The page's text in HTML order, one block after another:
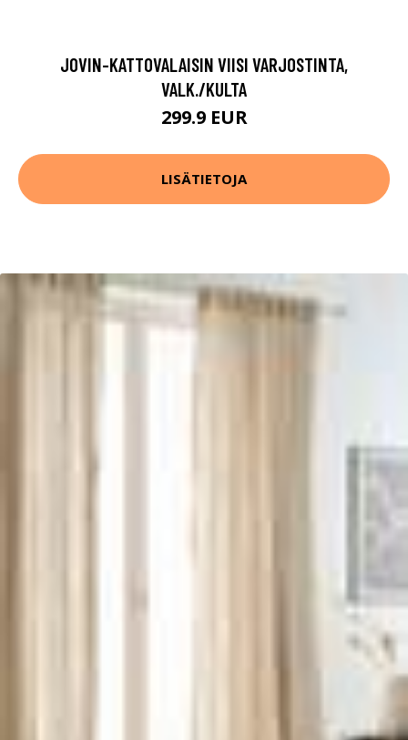
JOVIN-KATTOVALAISIN VIISI VARJOSTINTA,
VALK./KULTA
299.9 EUR
LISÄTIETOJA